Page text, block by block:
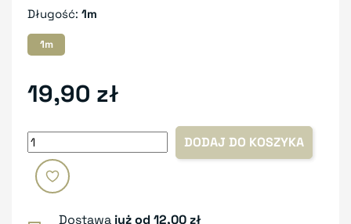
Długość: 1m
1m
19,90 zł
DODAJ DO KOSZYKA
Dostawa już od 12,00 zł